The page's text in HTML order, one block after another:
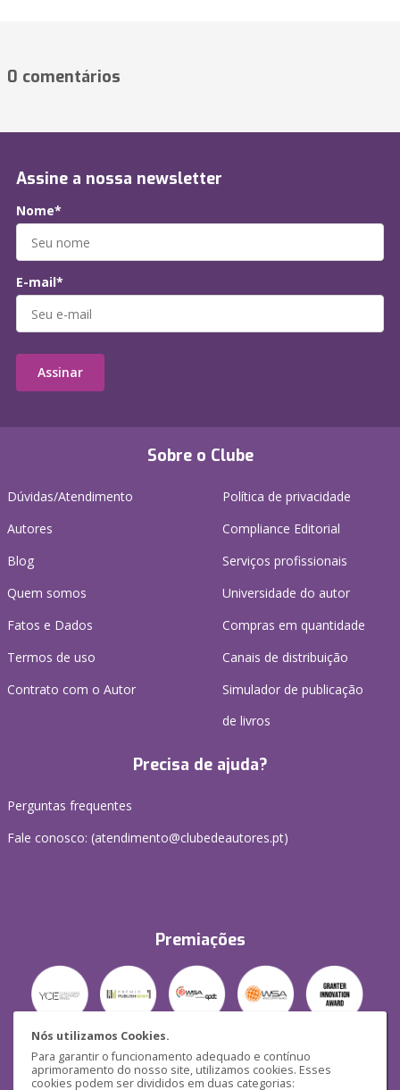
Nós utilizamos Cookies.
Para garantir o funcionamento adequado e contínuo
aprimoramento do nosso site, utilizamos cookies. Esses
cookies podem ser divididos em duas categorias:
0 comentários
Sobre o Clube
Dúvidas/Atendimento
Autores
Blog
Quem somos
Fatos e Dados
Termos de uso
Contrato com o Autor
Política de privacidade
Compliance Editorial
Serviços profissionais
Universidade do autor
Compras em quantidade
Canais de distribuição
Simulador de publicação
de livros
Precisa de ajuda?
Perguntas frequentes
Fale conosco: (atendimento@clubedeautores.pt)
Premiações
Segurança
Assine a nossa newsletter
Nome*
E-mail*
Assinar